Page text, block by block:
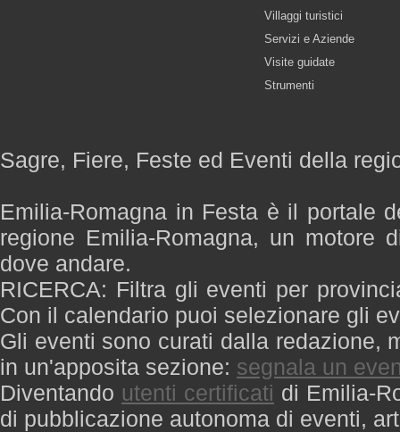
Villaggi turistici
Servizi e Aziende
Visite guidate
Strumenti
Sagre, Fiere, Feste ed Eventi della
Emilia-Romagna in Festa è il portale
regione Emilia-Romagna, un motore
dove andare.
RICERCA: Filtra gli eventi per
Con il calendario puoi selezionare gli
Gli eventi sono curati dalla redazione,
in un'apposita sezione: segnala un
Diventando utenti certificati di Emilia-
di pubblicazione autonoma di eventi,